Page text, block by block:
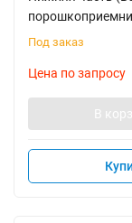
Под заказ
Цена по запросу
В